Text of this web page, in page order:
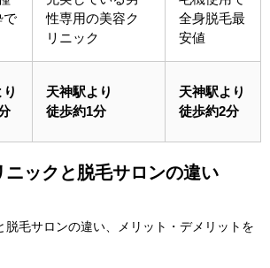
で
性専用の美容ク
リニック
全身脱毛最
安値
天神駅より
徒歩約1分
天神駅より
徒歩約2分
ニックと脱毛サロンの違い
脱毛サロンの違い、メリット・デメリットを